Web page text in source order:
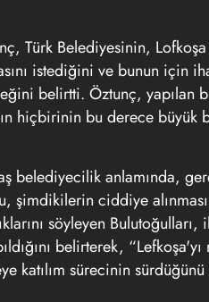
Türk Belediyesinin,
istediğini ve bunun için
belirtti. Öztunç, yapılan
hiçbirinin bu derece büyük
belediyecilik anlamında,
şimdikilerin ciddiye
söyleyen
belirterek,
katılım sürecinin